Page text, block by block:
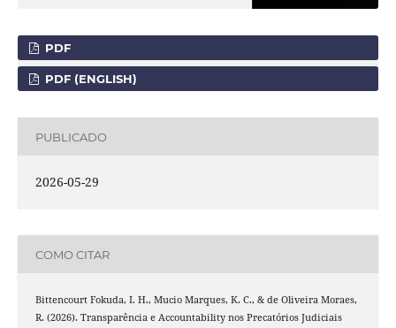
PDF
PDF (ENGLISH)
PUBLICADO
2026-05-29
COMO CITAR
Bittencourt Fokuda, I. H., Mucio Marques, K. C., & de Oliveira Moraes,
R. (2026). Transparência e Accountability nos Precatórios Judiciais